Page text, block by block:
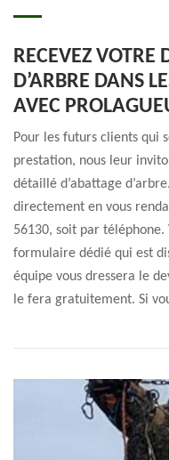
RECEVEZ VOTRE
D’ARBRE DANS
AVEC
Pour les futurs clients qui
prestation, nous leur
détaillé d’abattage
directement en vous
56130, soit par
formulaire dédié qui est
équipe vous dressera le
le fera gratuitement. Si